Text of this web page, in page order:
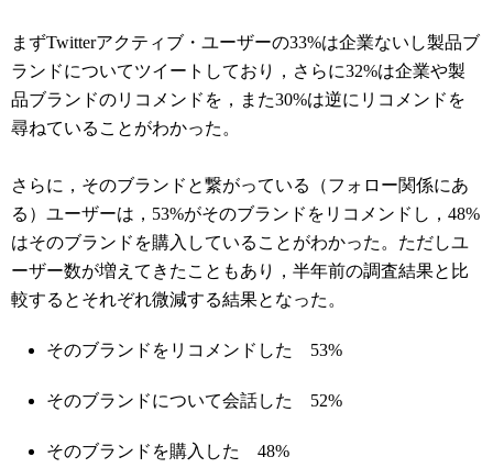
まずTwitterアクティブ・ユーザーの33%は企業ないし製品ブ
ランドについてツイートしており，さらに32%は企業や製
品ブランドのリコメンドを，また30%は逆にリコメンドを
尋ねていることがわかった。
さらに，そのブランドと繋がっている（フォロー関係にあ
る）ユーザーは，53%がそのブランドをリコメンドし，48%
はそのブランドを購入していることがわかった。ただしユ
ーザー数が増えてきたこともあり，半年前の調査結果と比
較するとそれぞれ微減する結果となった。
そのブランドをリコメンドした 53%
そのブランドについて会話した 52%
そのブランドを購入した 48%